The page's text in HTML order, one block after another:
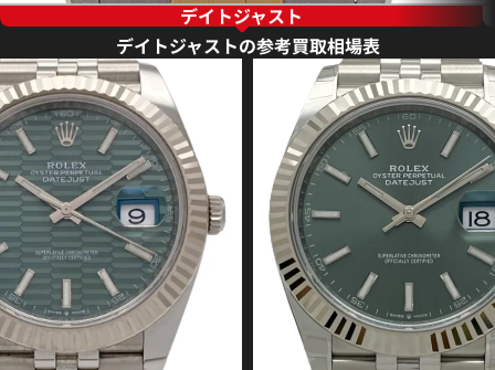
デイトジャスト
デイトジャストの参考買取相場表